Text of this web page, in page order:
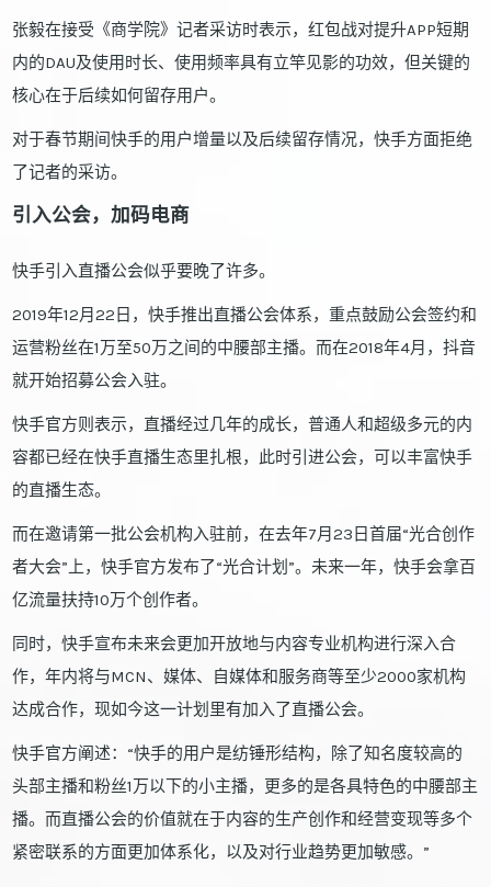
张毅在接受《商学院》记者采访时表示，红包战对提升APP短期
内的DAU及使用时长、使用频率具有立竿见影的功效，但关键的
核心在于后续如何留存用户。
对于春节期间快手的用户增量以及后续留存情况，快手方面拒绝
了记者的采访。
引入公会，加码电商
快手引入直播公会似乎要晚了许多。
2019年12月22日，快手推出直播公会体系，重点鼓励公会签约和
运营粉丝在1万至50万之间的中腰部主播。而在2018年4月，抖音
就开始招募公会入驻。
快手官方则表示，直播经过几年的成长，普通人和超级多元的内
容都已经在快手直播生态里扎根，此时引进公会，可以丰富快手
的直播生态。
而在邀请第一批公会机构入驻前，在去年7月23日首届“光合创作
者大会”上，快手官方发布了“光合计划”。未来一年，快手会拿百
亿流量扶持10万个创作者。
同时，快手宣布未来会更加开放地与内容专业机构进行深入合
作，年内将与MCN、媒体、自媒体和服务商等至少2000家机构
达成合作，现如今这一计划里有加入了直播公会。
快手官方阐述：“快手的用户是纺锤形结构，除了知名度较高的
头部主播和粉丝1万以下的小主播，更多的是各具特色的中腰部主
播。而直播公会的价值就在于内容的生产创作和经营变现等多个
紧密联系的方面更加体系化，以及对行业趋势更加敏感。”